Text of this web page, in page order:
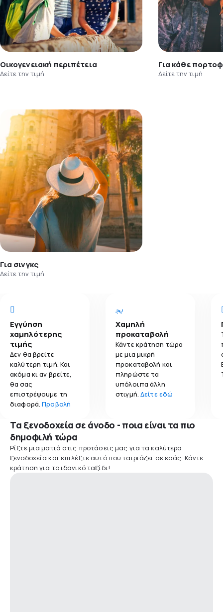
Οικογενειακή περιπέτεια
Δείτε την τιμή
Για κάθε
Δείτε την τιμή
Για σινγκς
Δείτε την τιμή
Εγγύηση
χαμηλότερης
τιμής
Δεν θα βρείτε
καλύτερη τιμή. Και
ακόμα κι αν βρείτε,
θα σας
επιστρέψουμε τη
διαφορά.Προβολή
Χαμηλή
προκαταβολή
Κάντε κράτηση τώρα
με μια μικρή
προκαταβολή και
πληρώστε τα
υπόλοιπα άλλη
στιγμή.Δείτε εδώ
Τα ξενοδοχεία σε άνοδο - ποια είναι τα πιο
δημοφιλή τώρα
Ρίξτε μια ματιά στις προτάσεις μας για τα καλύτερα
ξενοδοχεία και επιλέξτε αυτό που ταιριάζει σε εσάς. Κάντε
κράτηση για το ιδανικό ταξίδι!